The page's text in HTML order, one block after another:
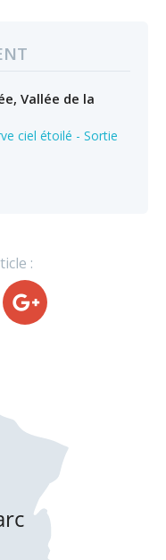
Vallée de la
ciel étoilé - Sortie
: